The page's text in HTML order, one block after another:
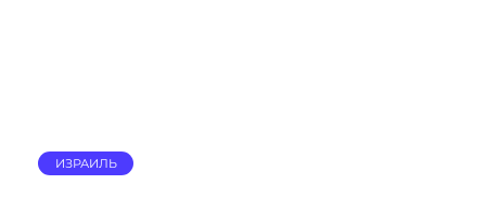
ИЗРАИЛЬ